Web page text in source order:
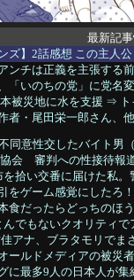
最新記
ズ】2話感想 この主人
ンチは正義を主張する
「いのちの党」に党名
本被災地に水を支援 ⇒
者・尾田栄一郎さん、
不同意性交したバイト
協会 審判への性接待報
拾い交番に届けた私
をゲーム感覚にしたろ
食だったらどっちのほう
んでもないクオリティ
アナ、ブラタモリでま
ールドメディアの被災
に最多9人の日本人が